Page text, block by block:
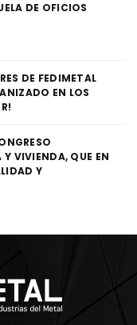
DE OFICIOS
DE FEDIMETAL
EN LOS
VIVIENDA, QUE EN
Y